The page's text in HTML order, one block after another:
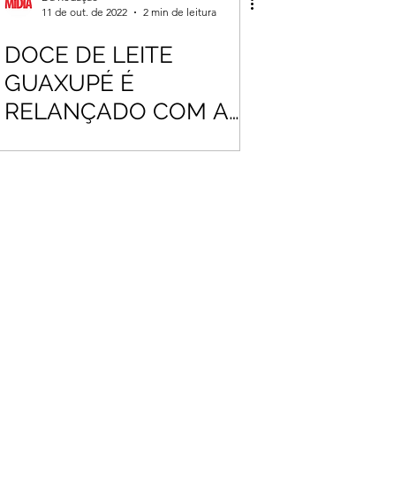
11 de out. de 2022
2 min de leitura
DOCE DE LEITE
GUAXUPÉ É
RELANÇADO COM A